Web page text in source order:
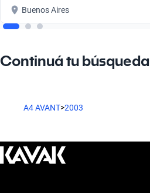
Buenos Aires
Continuá tu búsqueda
A4 AVANT>2003